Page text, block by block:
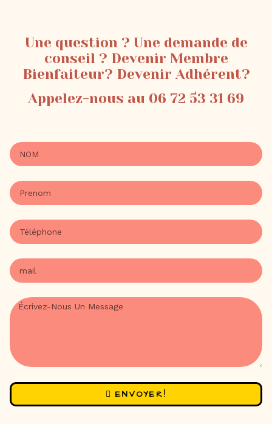
Une question ? Une demande de
conseil ? Devenir Membre
Bienfaiteur? Devenir Adhérent?
Appelez-nous au 06 72 53 31 69
ENVOYER!